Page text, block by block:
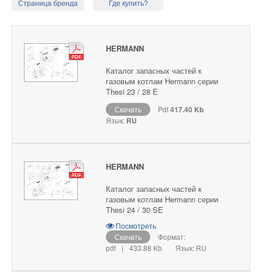
Страница бренда Где купить?
HERMANN
Каталог запасных частей к
газовым котлам Hermann серии
Thesi 23 / 28 E
Скачать Pdf417.40 Kb
Язык: RU
HERMANN
Каталог запасных частей к
газовым котлам Hermann серии
Thesi 24 / 30 SE
Посмотреть
Скачать
Формат:
pdf
| 433.88 Kb Язык: RU